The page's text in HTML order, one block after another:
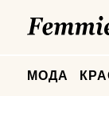
МОДА